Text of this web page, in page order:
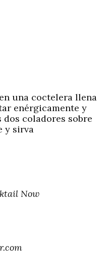
una coctelera llena
enérgicamente y
coladores sobre
y sirva
Now